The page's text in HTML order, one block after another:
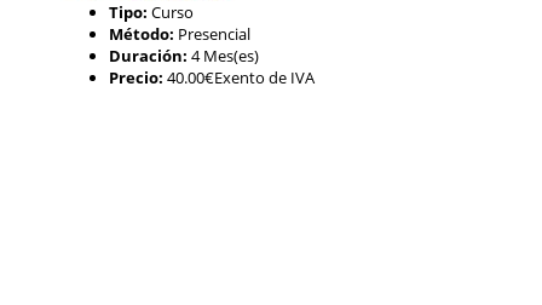
Tipo: Curso
Método: Presencial
Duración: 4 Mes(es)
Precio: 40.00€Exento de IVA